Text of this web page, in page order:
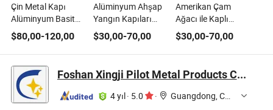
Çin Metal Kapı
Alüminyum Basit
Çelik Giriş Güvenlik
Kapısı Türk
Tasarımı Güvenlik
Çelik Kapı Modern
Çelik İç Mekan Giriş
Kapısı Ev İçin Fiyat
Satış
$80,00-120,00
Alüminyum Ahşap
Yangın Kapıları
Odalar, Oteller ve
Daireler İçin İç Kapı
Metal Kayar Kapı
$30,00-70,00
Amerikan Çam
Ağacı ile Kaplı
Alüminyum Bölmeli
Otomatik Garaj
Kapıları, Araç Yolu
Evi Tarzı
$30,00-70,00
Foshan Xingji Pilot Metal Products Co., Ltd.
4 yıl· 5.0 ·
Guangdong, China